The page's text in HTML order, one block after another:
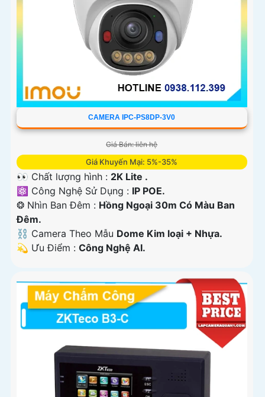
CAMERA IPC-PS8DP-3V0
Giá Bán: liên hệ
Giá Khuyến Mại: 5%-35%
👀 Chất lượng hình : 2K Lite .
⚛️ Công Nghệ Sử Dụng : IP POE.
❂ Nhìn Ban Đêm : Hồng Ngoại 30m Có Màu Ban
Ðêm.
⛓ Camera Theo Mẫu Dome Kim loại + Nhựa.
️💫 Ưu Điểm : Công Nghệ AI.